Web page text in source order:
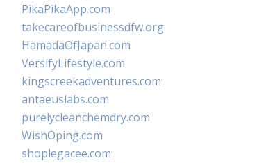
PikaPikaApp.com
takecareofbusinessdfw.org
HamadaOfJapan.com
VersifyLifestyle.com
kingscreekadventures.com
antaeuslabs.com
purelycleanchemdry.com
WishOping.com
shoplegacee.com